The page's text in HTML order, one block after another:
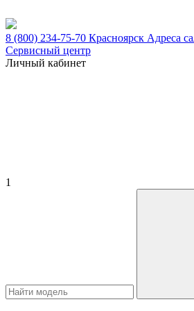
8 (800) 234-75-70 Красноярск Адреса
Сервисный центр
Личный кабинет
1